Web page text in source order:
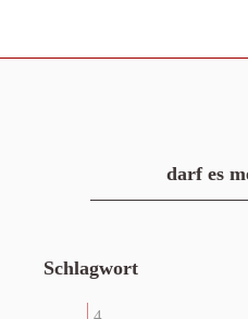
darf es
Schlagwort